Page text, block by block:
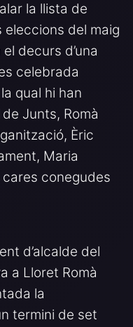
la llista de
del maig
decurs d’una
celebrada
qual hi han
Junts, Romà
Èric
Maria
cares conegudes
d’alcalde del
a Lloret Romà
la
termini de set